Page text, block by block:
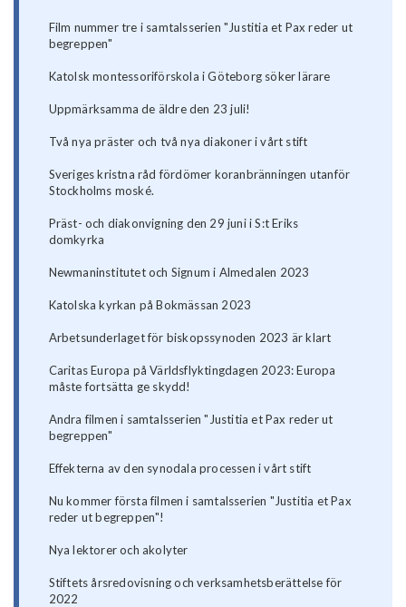
Film nummer tre i samtalsserien "Justitia et Pax reder ut
begreppen"
Katolsk montessoriförskola i Göteborg söker lärare
Uppmärksamma de äldre den 23 juli!
Två nya präster och två nya diakoner i vårt stift
Sveriges kristna råd fördömer koranbränningen utanför
Stockholms moské.
Präst- och diakonvigning den 29 juni i S:t Eriks
domkyrka
Newmaninstitutet och Signum i Almedalen 2023
Katolska kyrkan på Bokmässan 2023
Arbetsunderlaget för biskopssynoden 2023 är klart
Caritas Europa på Världsflyktingdagen 2023: Europa
måste fortsätta ge skydd!
Andra filmen i samtalsserien "Justitia et Pax reder ut
begreppen"
Effekterna av den synodala processen i vårt stift
Nu kommer första filmen i samtalsserien "Justitia et Pax
reder ut begreppen"!
Nya lektorer och akolyter
Stiftets årsredovisning och verksamhetsberättelse för
2022